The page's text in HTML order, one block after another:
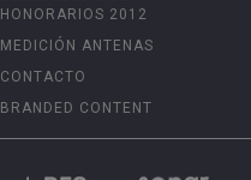
HONORARIOS 2012
MEDICIÓN ANTENAS
CONTACTO
BRANDED CONTENT